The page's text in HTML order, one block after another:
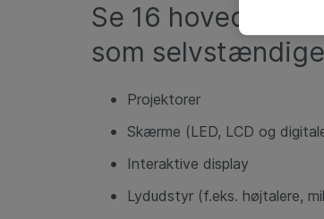
Se 16
som
Projektorer
Skærme (LED, LCD og
Interaktive display
Lydudstyr (f.eks. højtalere,